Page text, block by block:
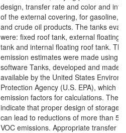
design, transfer rate and color and
of the external covering, for gasoline,
and crude oil products. The tanks
were: fixed roof tank, external floating
tank and internal floating roof tank. The
emission estimates were made using
software Tanks, developed and made
available by the United States
Protection Agency (U.S. EPA), which
emission factors for calculations. The
indicate that proper design of storage
can lead to reductions of more than
VOC emissions. Appropriate transfer